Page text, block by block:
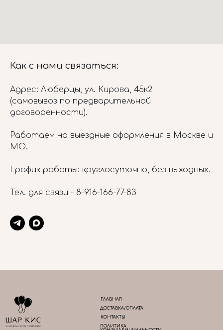
Как с нами связаться:
Адрес: Люберцы, ул. Кирова, 45к2
(самовывоз по предварительной
договоренности).
Работаем на выездные оформления в Москве и
МО.
График работы: круглосуточно, без выходных.
Тел. для связи - 8-916-166-77-83
ГЛАВНАЯ
ДОСТАВКА/ОПЛАТА
КОНТАКТЫ
ПОЛИТИКА